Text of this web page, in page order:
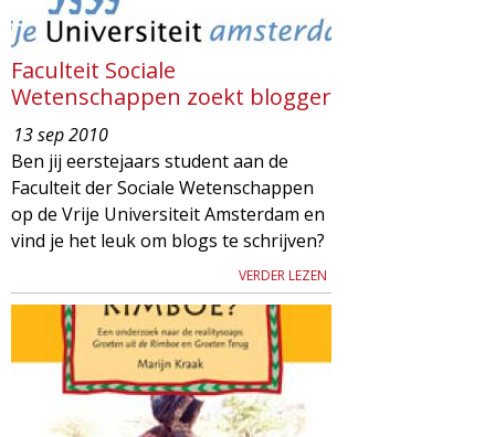
Faculteit Sociale
Wetenschappen zoekt blogger
13 sep 2010
Ben jij eerstejaars student aan de
Faculteit der Sociale Wetenschappen
op de Vrije Universiteit Amsterdam en
vind je het leuk om blogs te schrijven?
VERDER LEZEN